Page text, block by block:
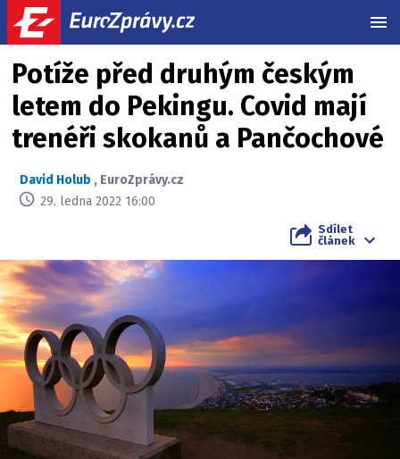
Potíže před druhým českým
letem do Pekingu. Covid mají
trenéři skokanů a Pančochové
David Holub , EuroZprávy.cz
29. ledna 2022 16:00
Sdílet
článek